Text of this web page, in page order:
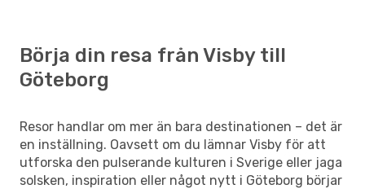
Börja din resa från Visby till
Göteborg
Resor handlar om mer än bara destinationen – det är
en inställning. Oavsett om du lämnar Visby för att
utforska den pulserande kulturen i Sverige eller jaga
solsken, inspiration eller något nytt i Göteborg börjar